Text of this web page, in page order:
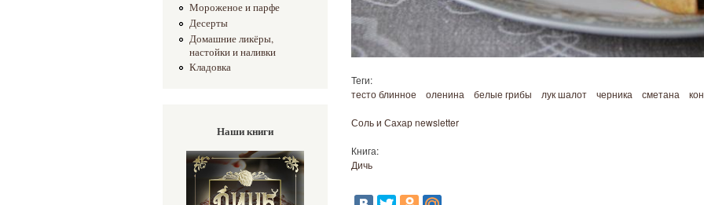
Мороженое и парфе
Десерты
Домашние ликёры,
настойки и наливки
Кладовка
Наши книги
Теги:
тесто блинное
оленина белые грибы лук шалот черника сметана
Соль и Сахар newsletter
Книга:
Дичь